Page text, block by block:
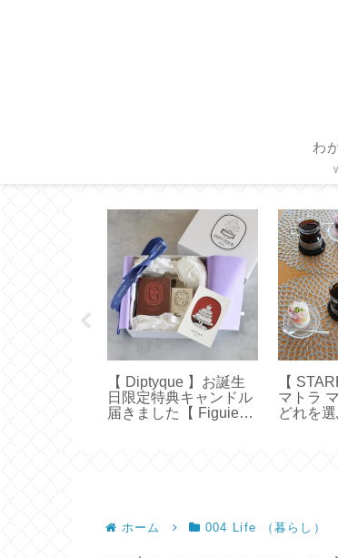
わ
【 Diptyque 】お誕生
日限定特典キャンドル
届きました【 Figuier
【
マトラ
どれを
ホーム 004 Life （暮らし）